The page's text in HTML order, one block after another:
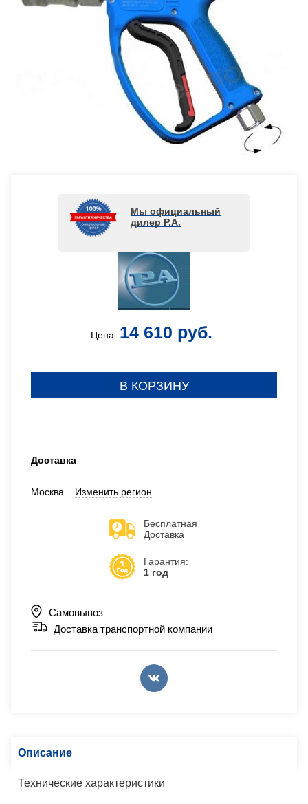
Мы официальный
дилер P.A.
Цена: 14 610 руб.
В КОРЗИНУ
Доставка
Москва Изменить регион
Бесплатная
Доставка
Гарантия:
1 год
Самовывоз
Доставка транспортной компании
Описание
Технические характеристики